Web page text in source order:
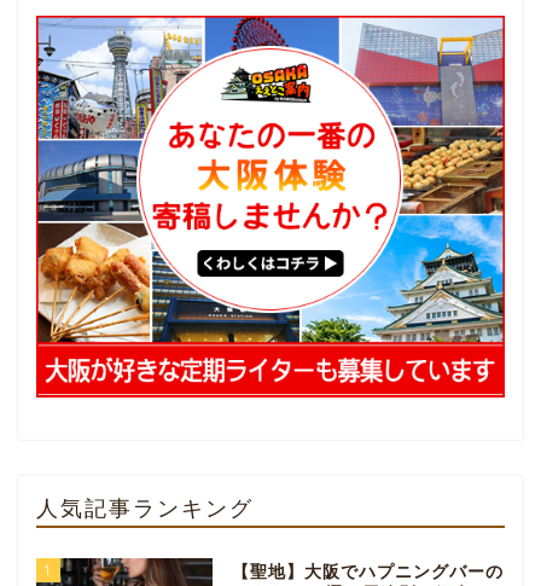
人気記事ランキング
1
【聖地】大阪でハプニングバーの